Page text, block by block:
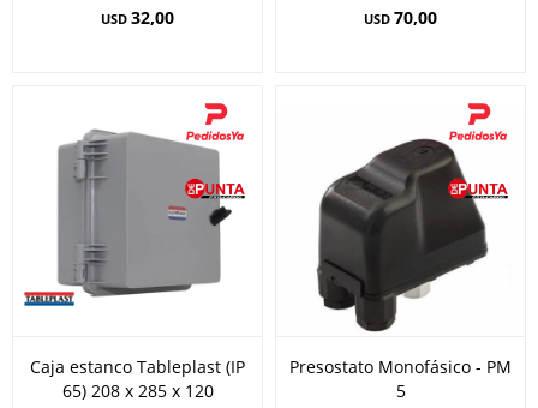
USD 32,00 USD 70,00
Caja estanco Tableplast (IP
65) 208 x 285 x 120
Presostato Monofásico - PM
5